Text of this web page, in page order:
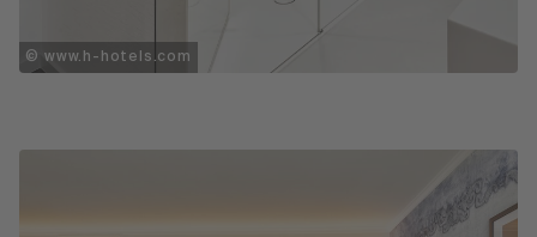
© www.h-hotels.com